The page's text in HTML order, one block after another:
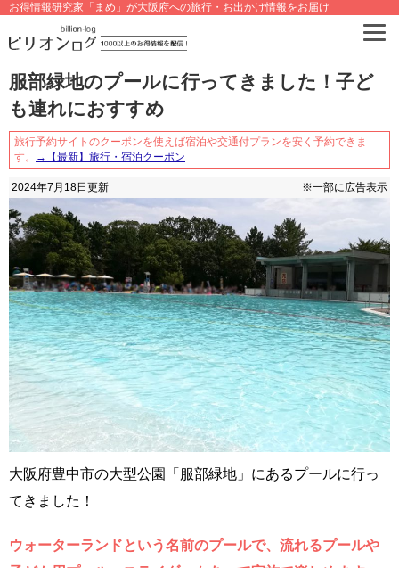
お得情報研究家「まめ」が大阪府への旅行・お出かけ情報をお届け
服部緑地のプールに行ってきました！子ど
も連れにおすすめ
旅行予約サイトのクーポンを使えば宿泊や交通付プランを安く予約できま
す。
→【最新】旅行・宿泊クーポン
2024年7月18日 更新 ※一部に広告表示
大阪府豊中市の大型公園「服部緑地」にあるプールに行っ
てきました！
ウォーターランドという名前のプールで、流れるプールや